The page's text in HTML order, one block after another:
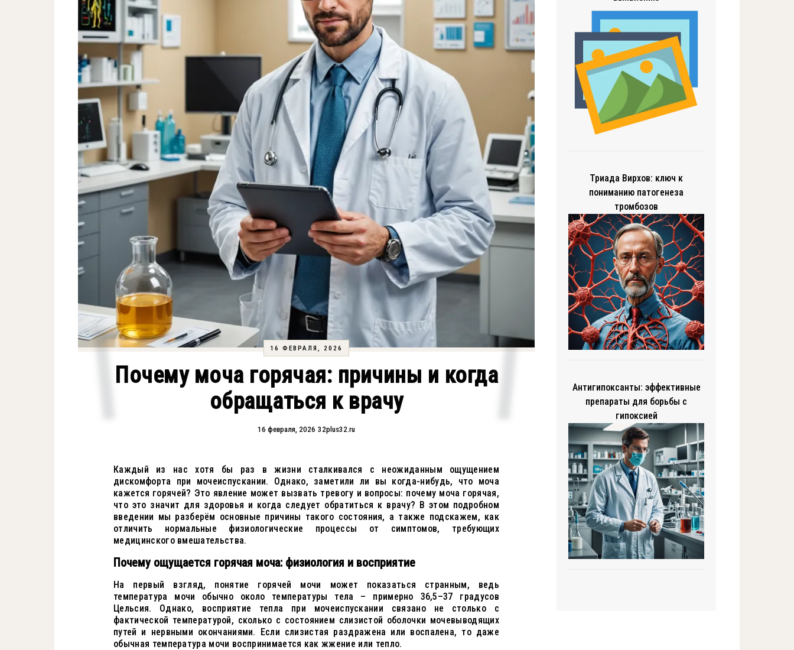
16 ФЕВРАЛЯ, 2026
Почему моча горячая: причины и когда
обращаться к врачу
16 февраля, 2026 32plus32.ru
Каждый из нас хотя бы раз в жизни сталкивался с неожиданным ощущением
дискомфорта при мочеиспускании. Однако, заметили ли вы когда-нибудь, что моча
кажется горячей? Это явление может вызвать тревогу и вопросы: почему моча горячая,
что это значит для здоровья и когда следует обратиться к врачу? В этом подробном
введении мы разберём основные причины такого состояния, а также подскажем, как
отличить нормальные физиологические процессы от симптомов, требующих
медицинского вмешательства.
Почему ощущается горячая моча: физиология и восприятие
На первый взгляд, понятие горячей мочи может показаться странным, ведь
температура мочи обычно около температуры тела – примерно 36,5–37 градусов
Цельсия. Однако, восприятие тепла при мочеиспускании связано не столько с
фактической температурой, сколько с состоянием слизистой оболочки мочевыводящих
путей и нервными окончаниями. Если слизистая раздражена или воспалена, то даже
обычная температура мочи воспринимается как жжение или тепло.
Триада Вирхов: ключ к
пониманию патогенеза
тромбозов
Антигипоксанты: эффективные
препараты для борьбы с
гипоксией